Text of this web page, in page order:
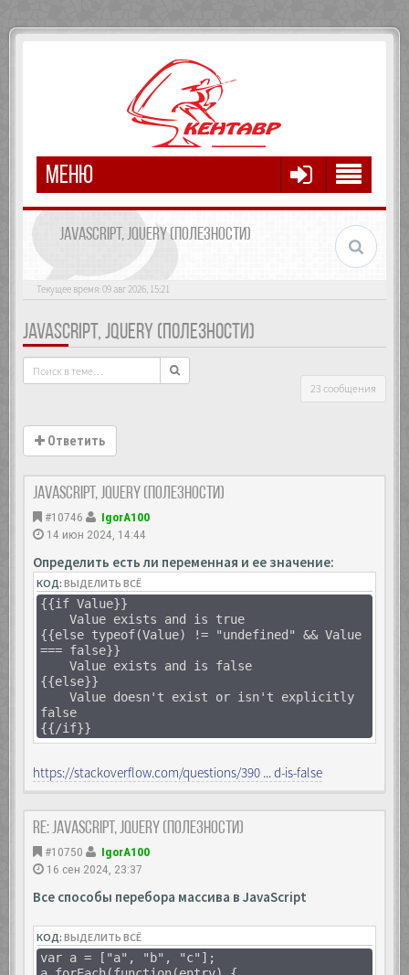
МЕНЮ
JAVASCRIPT, JQUERY (ПОЛЕЗНОСТИ)
Текущее время: 09 авг 2026, 15:21
JAVASCRIPT, JQUERY (ПОЛЕЗНОСТИ)
23 сообщения
Ответить
JavaScript, Jquery (полезности)
#10746
IgorA100
14 июн 2024, 14:44
Определить есть ли переменная и ее значение:
КОД:ВЫДЕЛИТЬ ВСЁ
{{if Value}}
Value exists and is true
{{else typeof(Value) != "undefined" && Value
=== false}}
Value exists and is false
{{else}}
Value doesn't exist or isn't explicitly
false
{{/if}}
https://stackoverflow.com/questions/390 ... d-is-false
Re: JavaScript, Jquery (полезности)
#10750
IgorA100
16 сен 2024, 23:37
Все способы перебора массива в JavaScript
КОД:ВЫДЕЛИТЬ ВСЁ
var a = ["a", "b", "c"];